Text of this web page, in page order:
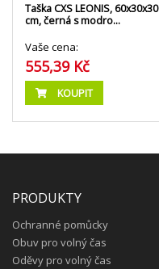
Taška CXS LEONIS, 60x30x30
cm, černá s modro…
Vaše cena:
555,39 Kč
KOUPIT
PRODUKTY
Ochranné pomůcky
Obuv pro volný čas
Oděvy pro volný čas